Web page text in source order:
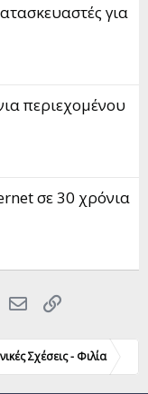
για
περιεχομένου
σε 30 χρόνια
WhatsApp
Email
Σχέσεις - Φιλία